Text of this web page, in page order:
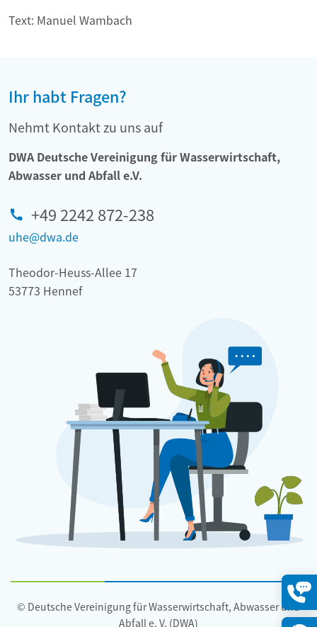
Text: Manuel Wambach
Ihr habt Fragen?
Nehmt Kontakt zu uns auf
DWA Deutsche Vereinigung für Wasserwirtschaft,
Abwasser und Abfall e.V.
+49 2242 872-238
uhe@dwa.de
Theodor-Heuss-Allee 17
53773 Hennef
© Deutsche Vereinigung für Wasserwirtschaft, Abwasser und
Abfall e. V. (DWA)